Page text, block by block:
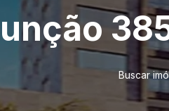
Buscar